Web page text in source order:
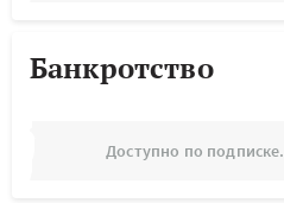
Банкротство
Доступно по подписке.